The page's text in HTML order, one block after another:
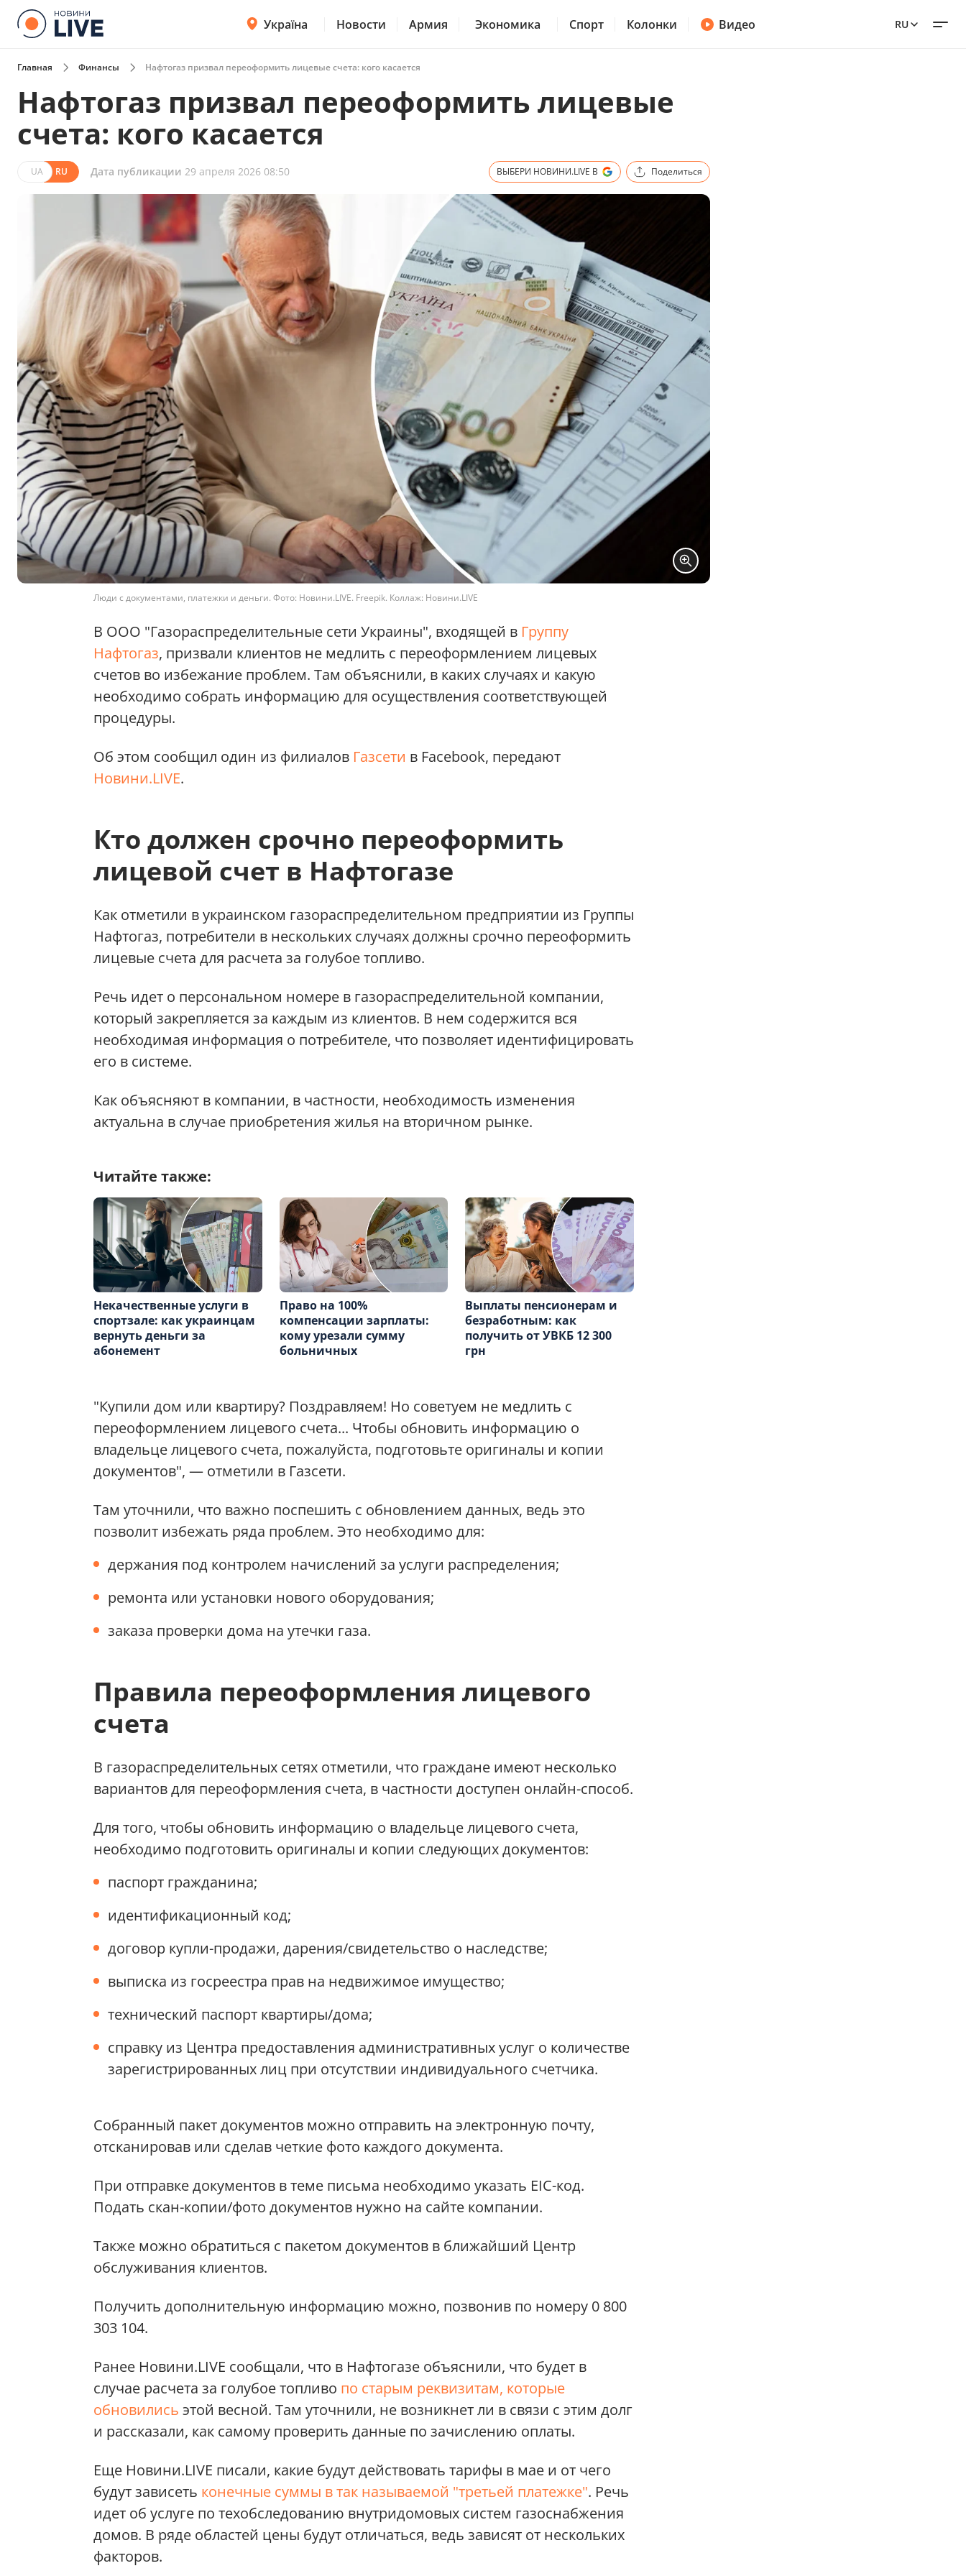
Україна Новости Армия Экономика Спорт Колонки Видео RU
Главная Финансы Нафтогаз призвал переоформить лицевые счета: кого касается
Нафтогаз призвал переоформить лицевые
счета: кого касается
UA RU Дата публикации 29 апреля 2026 08:50 ВЫБЕРИ НОВИНИ.LIVE В Поделиться
Люди с документами, платежки и деньги. Фото: Новини.LIVE. Freepik. Коллаж: Новини.LIVE
В ООО "Газораспределительные сети Украины", входящей в Группу
Нафтогаз, призвали клиентов не медлить с переоформлением лицевых
счетов во избежание проблем. Там объяснили, в каких случаях и какую
необходимо собрать информацию для осуществления соответствующей
процедуры.
Об этом сообщил один из филиалов Газсети в Facebook, передают
Новини.LIVE.
Кто должен срочно переоформить
лицевой счет в Нафтогазе
Как отметили в украинском газораспределительном предприятии из Группы
Нафтогаз, потребители в нескольких случаях должны срочно переоформить
лицевые счета для расчета за голубое топливо.
Речь идет о персональном номере в газораспределительной компании,
который закрепляется за каждым из клиентов. В нем содержится вся
необходимая информация о потребителе, что позволяет идентифицировать
его в системе.
Как объясняют в компании, в частности, необходимость изменения
актуальна в случае приобретения жилья на вторичном рынке.
Читайте также:
Некачественные услуги в
спортзале: как украинцам
вернуть деньги за
абонемент
Право на 100%
компенсации зарплаты:
кому урезали сумму
больничных
Выплаты пенсионерам и
безработным: как
получить от УВКБ 12 300
грн
"Купили дом или квартиру? Поздравляем! Но советуем не медлить с
переоформлением лицевого счета... Чтобы обновить информацию о
владельце лицевого счета, пожалуйста, подготовьте оригиналы и копии
документов", — отметили в Газсети.
Там уточнили, что важно поспешить с обновлением данных, ведь это
позволит избежать ряда проблем. Это необходимо для:
держания под контролем начислений за услуги распределения;
ремонта или установки нового оборудования;
заказа проверки дома на утечки газа.
Правила переоформления лицевого
счета
В газораспределительных сетях отметили, что граждане имеют несколько
вариантов для переоформления счета, в частности доступен онлайн-способ.
Для того, чтобы обновить информацию о владельце лицевого счета,
необходимо подготовить оригиналы и копии следующих документов:
паспорт гражданина;
идентификационный код;
договор купли-продажи, дарения/свидетельство о наследстве;
выписка из госреестра прав на недвижимое имущество;
технический паспорт квартиры/дома;
справку из Центра предоставления административных услуг о количестве
зарегистрированных лиц при отсутствии индивидуального счетчика.
Собранный пакет документов можно отправить на электронную почту,
отсканировав или сделав четкие фото каждого документа.
При отправке документов в теме письма необходимо указать ЕІС-код.
Подать скан-копии/фото документов нужно на сайте компании.
Также можно обратиться с пакетом документов в ближайший Центр
обслуживания клиентов.
Получить дополнительную информацию можно, позвонив по номеру 0 800
303 104.
Ранее Новини.LIVE сообщали, что в Нафтогазе объяснили, что будет в
случае расчета за голубое топливо по старым реквизитам, которые
обновились этой весной. Там уточнили, не возникнет ли в связи с этим долг
и рассказали, как самому проверить данные по зачислению оплаты.
Еще Новини.LIVE писали, какие будут действовать тарифы в мае и от чего
будут зависеть конечные суммы в так называемой "третьей платежке". Речь
идет об услуге по техобследованию внутридомовых систем газоснабжения
домов. В ряде областей цены будут отличаться, ведь зависят от нескольких
факторов.